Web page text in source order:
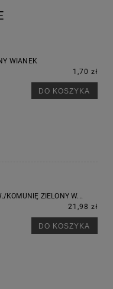
WIANEK
1,70 zł
DO KOSZYKA
KOMUNIĘ ZIELONY W...
21,98 zł
DO KOSZYKA